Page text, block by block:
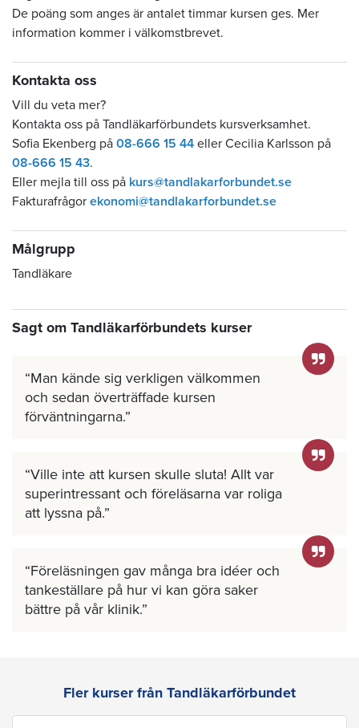
De poäng som anges är antalet timmar kursen ges. Mer
information kommer i välkomstbrevet.
Kontakta oss
Vill du veta mer?
Kontakta oss på Tandläkarförbundets kursverksamhet.
Sofia Ekenberg på 08-666 15 44 eller Cecilia Karlsson på
08-666 15 43.
Eller mejla till oss på kurs@tandlakarforbundet.se
Fakturafrågor ekonomi@tandlakarforbundet.se
Målgrupp
Tandläkare
Sagt om Tandläkarförbundets kurser
Man kände sig verkligen välkommen
och sedan överträffade kursen
förväntningarna.
Ville inte att kursen skulle sluta! Allt var
superintressant och föreläsarna var roliga
att lyssna på.
Föreläsningen gav många bra idéer och
tankeställare på hur vi kan göra saker
bättre på vår klinik.
Fler kurser från Tandläkarförbundet